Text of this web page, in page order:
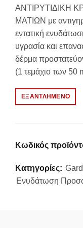
ΑΝΤΙΡΥΤΙΔΙΚΗ
ΜΑΤΙΩΝ με
εντατική
υγρασία και
δέρμα
(1 τεμάχιο των 50
ΕΞΑΝΤΛΗΜΈΝΟ
Κωδικός
Κατηγορίες:
Ενυδάτωση